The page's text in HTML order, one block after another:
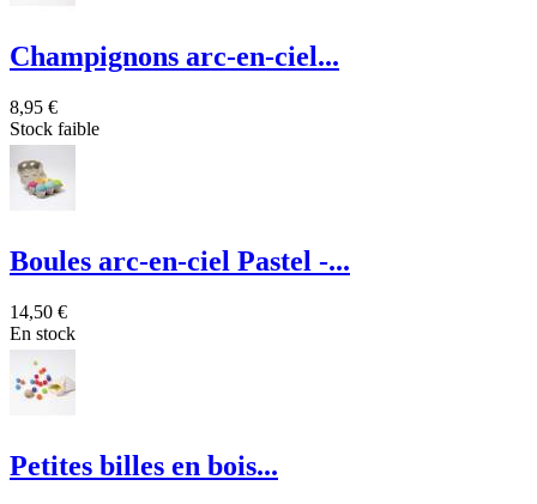
Champignons arc-en-ciel...
8,95 €
Stock faible
Boules arc-en-ciel Pastel -...
14,50 €
En stock
Petites billes en bois...